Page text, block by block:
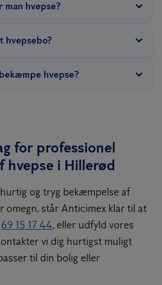
i denne periode, at hvepse begynder
hvepse?
til boet eller i huller, hvor
dronningen.
hvepsebo?
kan nogle vælge at fjerne selv, hvis de
hvepse?
på samme adresse, giver vi
hvepsebo.
for professionel
hvepse i Hillerød
og tryg bekæmpelse af
omegn, står Anticimex klar til at
69 15 17 44, eller udfyld vores
vi dig hurtigst muligt
til din bolig eller